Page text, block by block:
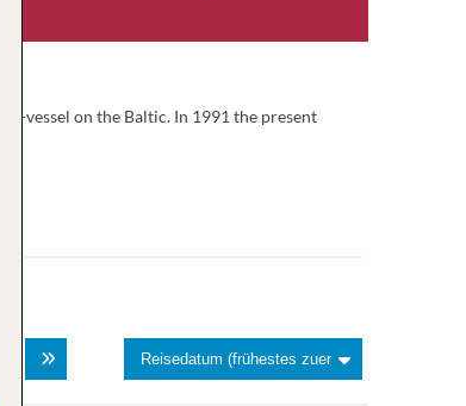
vessel on the Baltic. In 1991 the present